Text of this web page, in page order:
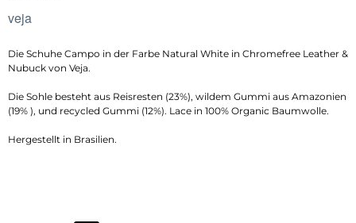
veja
Die Schuhe Campo in der Farbe Natural White in Chromefree Leather &
Nubuck von Veja.
Die Sohle besteht aus Reisresten (23%), wildem Gummi aus Amazonien
(19% ), und recycled Gummi (12%). Lace in 100% Organic Baumwolle.
Hergestellt in Brasilien.